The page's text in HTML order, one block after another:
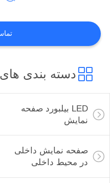
چراغ سیار
19
دسته بندی
LED بیلبورد صفحه
نمایش
صفحه نمایش داخلی
در محیط داخلی